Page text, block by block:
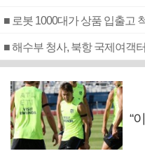
■ 로봇 1000대가 상품 입출고
■ 해수부 청사, 북항 국제여객
“